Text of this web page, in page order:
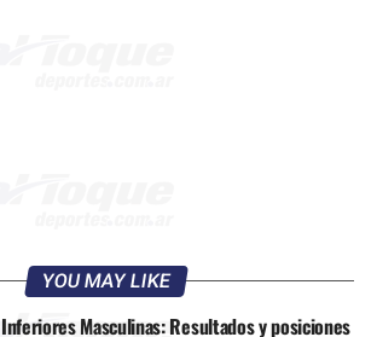
YOU MAY LIKE
Inferiores Masculinas: Resultados y posiciones